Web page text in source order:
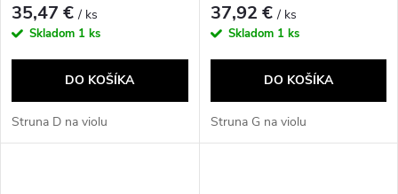
35,47 €/ ks
Skladom 1 ks
DO KOŠÍKA
Struna D na violu
37,92 €/ ks
Skladom 1 ks
DO KOŠÍKA
Struna G na violu